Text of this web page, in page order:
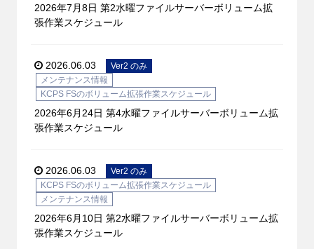
2026年7月8日 第2水曜ファイルサーバーボリューム拡
張作業スケジュール
2026.06.03
Ver2 のみ
メンテナンス情報
KCPS FSのボリューム拡張作業スケジュール
2026年6月24日 第4水曜ファイルサーバーボリューム拡
張作業スケジュール
2026.06.03
Ver2 のみ
KCPS FSのボリューム拡張作業スケジュール
メンテナンス情報
2026年6月10日 第2水曜ファイルサーバーボリューム拡
張作業スケジュール